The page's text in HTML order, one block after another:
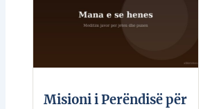
Misioni i Perëndisë për